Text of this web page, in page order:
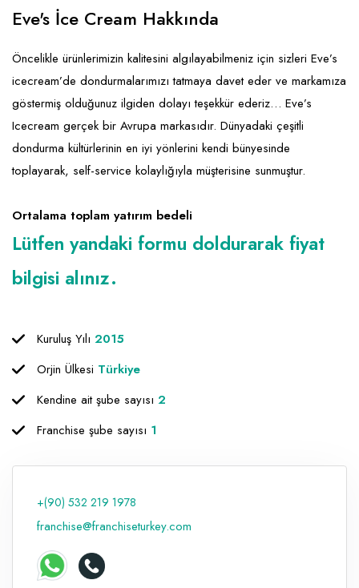
Sağlık Güzellik
Turizm - Eğlence
Mobilya ve Ev Tekstili
Oyuncak ve Hediyelik
Takı
Yapı Malzemesi - Hırdavat
Gıda ve Sarf Malzemeleri
Güvenlik - Temizlik
Giyim - Aksesuar
Hukuk - Marka - Patent ve Tercüme
Lojistik - Kargo ve Kurye
Mali Kayıt ve Denetim
Matbaa - Fotoğraf
Eve's İce Cream Hakkında
Öncelikle ürünlerimizin kalitesini algılayabilmeniz için sizleri Eve’s
icecream’de dondurmalarımızı tatmaya davet eder ve markamıza
göstermiş olduğunuz ilgiden dolayı teşekkür ederiz… Eve’s
Icecream gerçek bir Avrupa markasıdır. Dünyadaki çeşitli
dondurma kültürlerinin en iyi yönlerini kendi bünyesinde
toplayarak, self-service kolaylığıyla müşterisine sunmuştur.
Ortalama toplam yatırım bedeli
Lütfen yandaki formu doldurarak fiyat
bilgisi alınız.
Kuruluş Yılı 2015
Orjin Ülkesi Türkiye
Kendine ait şube sayısı 2
Franchise şube sayısı 1
+(90) 532 219 1978
franchise@franchiseturkey.com